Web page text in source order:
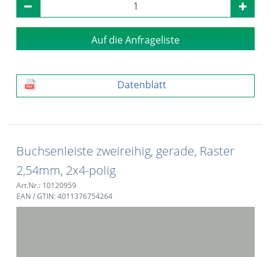
Auf die Anfrageliste
Datenblatt
Buchsenleiste zweireihig, gerade, Raster
2,54mm, 2x4-polig
Art.Nr.: 10120959
EAN / GTIN: 4011376754264